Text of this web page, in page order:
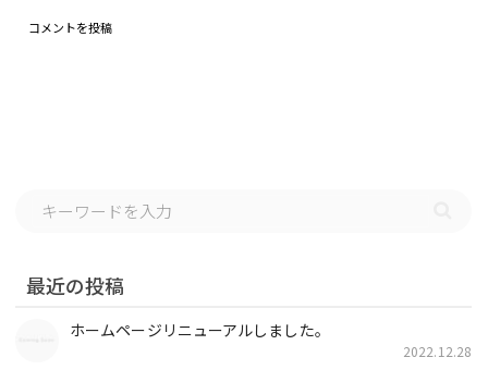
最近の投稿
ホームページリニューアルしました。
2022.12.28